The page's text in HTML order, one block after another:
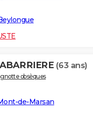
(63 ans)
obsèques
de-Marsan